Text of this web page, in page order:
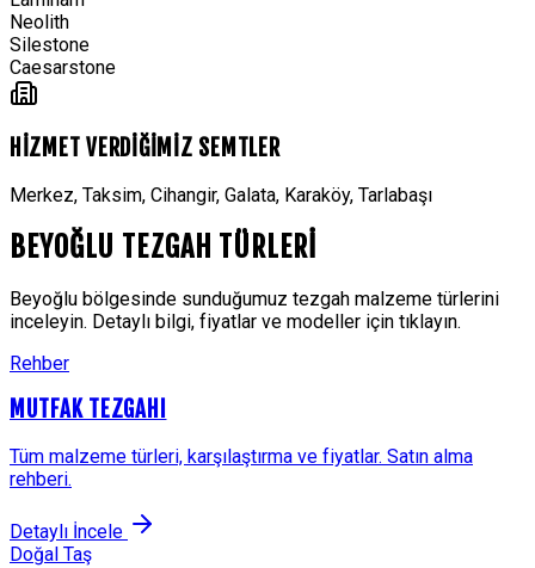
Neolith
Silestone
Caesarstone
HİZMET VERDİĞİMİZ SEMTLER
Merkez, Taksim, Cihangir, Galata, Karaköy, Tarlabaşı
BEYOĞLU TEZGAH TÜRLERİ
Beyoğlu bölgesinde sunduğumuz tezgah malzeme türlerini
inceleyin. Detaylı bilgi, fiyatlar ve modeller için tıklayın.
Rehber
MUTFAK TEZGAHI
Tüm malzeme türleri, karşılaştırma ve fiyatlar. Satın alma
rehberi.
Detaylı İncele
Doğal Taş